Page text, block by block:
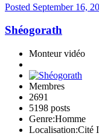
Posted September 16,
Shéogorath
Monteur vidéo
Membres
2691
5198 posts
Genre:Homme
Localisation:Cité